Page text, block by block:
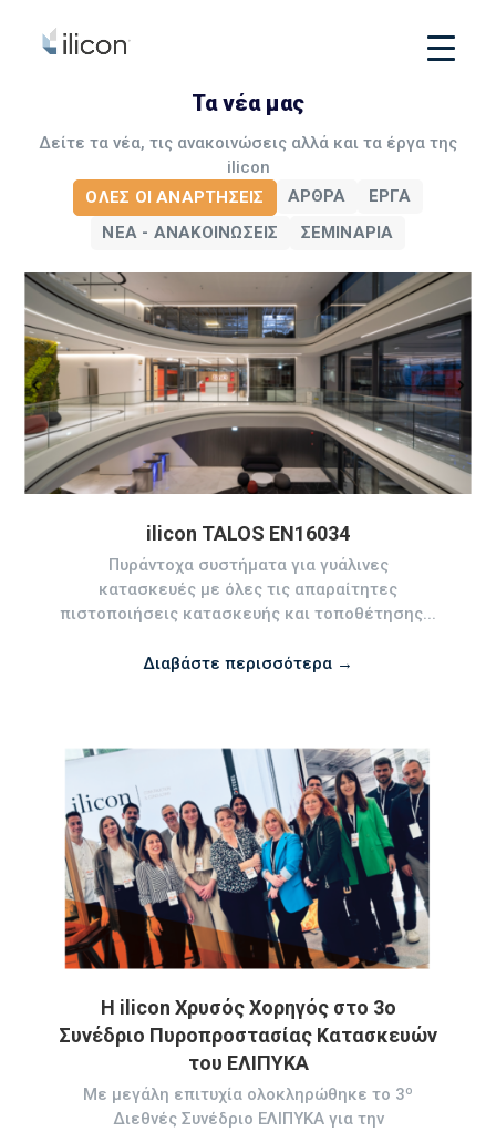
Τα νέα μας
Δείτε τα νέα, τις ανακοινώσεις αλλά και τα έργα της
ilicon
ΌΛΕΣ ΟΙ ΑΝΑΡΤΉΣΕΙΣ
ΆΡΘΡΑ
ΈΡΓΑ
ΝΈΑ - ΑΝΑΚΟΙΝΏΣΕΙΣ
ΣΕΜΙΝΆΡΙΑ
ilicon TALOS ΕΝ16034
Πυράντοχα συστήματα για γυάλινες
κατασκευές με όλες τις απαραίτητες
πιστοποιήσεις κατασκευής και τοποθέτησης...
Διαβάστε περισσότερα →
Η ilicon Χρυσός Χορηγός στο 3o
Συνέδριο Πυροπροστασίας Κατασκευών
του ΕΛΙΠΥΚΑ
Με μεγάλη επιτυχία ολοκληρώθηκε το 3º
Διεθνές Συνέδριο ΕΛΙΠΥΚΑ για την